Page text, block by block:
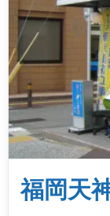
福岡天